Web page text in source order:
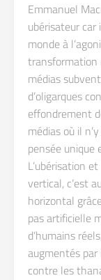
Emmanuel
ubérisateur car
monde à
transformation
médias
d’oligarques
effondrement
médias où il
pensée unique
L’ubérisation
vertical, c’est
horizontal
pas artificielle
d’humains
augmentés
contre les